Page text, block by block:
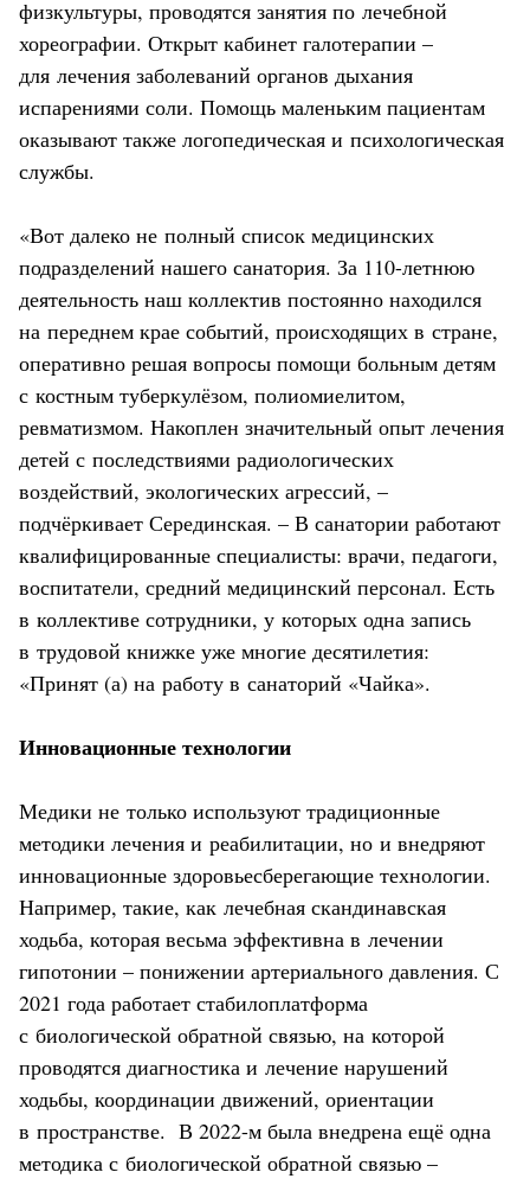
физкультуры, проводятся занятия по лечебной
хореографии. Открыт кабинет галотерапии –
для лечения заболеваний органов дыхания
испарениями соли. Помощь маленьким пациентам
оказывают также логопедическая и психологическая
службы.
«Вот далеко не полный список медицинских
подразделений нашего санатория. За 110-летнюю
деятельность наш коллектив постоянно находился
на переднем крае событий, происходящих в стране,
оперативно решая вопросы помощи больным детям
с костным туберкулёзом, полиомиелитом,
ревматизмом. Накоплен значительный опыт лечения
детей с последствиями радиологических
воздействий, экологических агрессий, –
подчёркивает Серединская. – В санатории работают
квалифицированные специалисты: врачи, педагоги,
воспитатели, средний медицинский персонал. Есть
в коллективе сотрудники, у которых одна запись
в трудовой книжке уже многие десятилетия:
«Принят (а) на работу в санаторий «Чайка».
Инновационные технологии
Медики не только используют традиционные
методики лечения и реабилитации, но и внедряют
инновационные здоровьесберегающие технологии.
Например, такие, как лечебная скандинавская
ходьба, которая весьма эффективна в лечении
гипотонии – понижении артериального давления. С
2021 года работает стабилоплатформа
с биологической обратной связью, на которой
проводятся диагностика и лечение нарушений
ходьбы, координации движений, ориентации
в пространстве. В 2022-м была внедрена ещё одна
методика с биологической обратной связью –